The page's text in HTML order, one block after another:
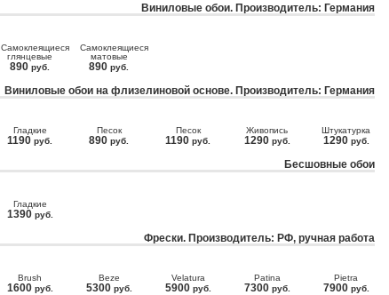
Виниловые обои. Производитель: Германия
Самоклеящиеся
глянцевые
890 руб.
Самоклеящиеся
матовые
890 руб.
Виниловые обои на флизелиновой основе. Производитель: Германия
Гладкие
1190 руб.
Песок
890 руб.
Песок
1190 руб.
Живопись
1290 руб.
Штукатурка
1290 руб.
Бесшовные обои
Гладкие
1390 руб.
Фрески. Производитель: РФ, ручная работа
Brush
1600 руб.
Beze
5300 руб.
Velatura
5900 руб.
Patina
7300 руб.
Pietra
7900 руб.